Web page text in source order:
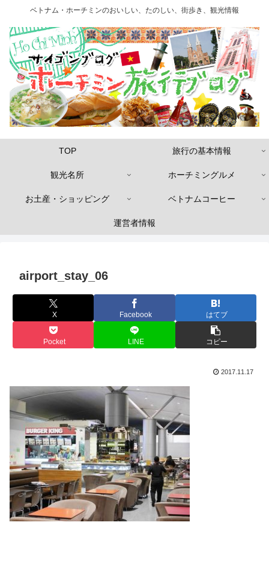
ベトナム・ホーチミンのおいしい、たのしい、街歩き、観光情報
TOP 旅行の基本情報
観光名所 ホーチミングルメ
お土産・ショッピング ベトナムコーヒー
運営者情報
airport_stay_06
X Facebook はてブ
Pocket LINE コピー
2017.11.17